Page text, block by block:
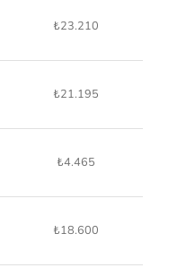
₺23.210
₺21.195
₺4.465
₺18.600